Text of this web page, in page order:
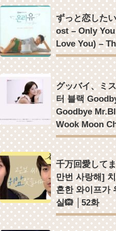
ずっと恋した
ost – Only
Love You) –
グッバイ、ミ
터 블랙
Goodbye
Wook Moon
千万回愛して
만번 사랑해]
혼한 와이프가
실🙉 │52화